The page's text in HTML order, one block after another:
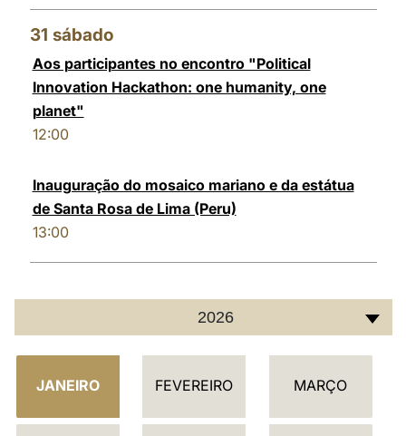
31 sábado
Aos participantes no encontro "Political
Innovation Hackathon: one humanity, one
planet"
12:00
Inauguração do mosaico mariano e da estátua
de Santa Rosa de Lima (Peru)
13:00
2026
C
L
JANEIRO FEVEREIRO MARÇO